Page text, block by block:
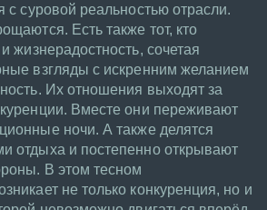
с суровой реальностью отрасли.
Есть также тот, кто
жизнерадостность, сочетая
взгляды с искренним желанием
Их отношения выходят за
Вместе они переживают
ночи. А также делятся
отдыха и постепенно открывают
В этом тесном
не только конкуренция, но и